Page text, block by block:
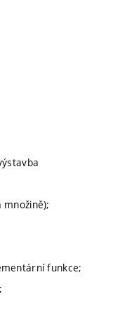
množině);
funkce;